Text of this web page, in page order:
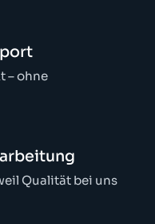
– ohne
Qualität bei uns